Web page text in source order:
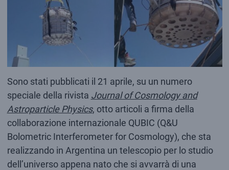
Sono stati pubblicati il 21 aprile, su un numero
speciale della rivista Journal of Cosmology and
Astroparticle Physics, otto articoli a firma della
collaborazione internazionale QUBIC (Q&U
Bolometric Interferometer for Cosmology), che sta
realizzando in Argentina un telescopio per lo studio
dell’universo appena nato che si avvarrà di una